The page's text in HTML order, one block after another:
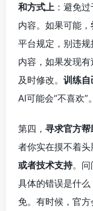
和方式上 ：避免
内容。如果可能，
平台规定，别违
内容，如果发现
及时修改。 训练自
AI可能会“不喜欢”。
第四， 寻求官方
者你实在摸不着
或者技术支持。问
具体的错误是什
免。有时候，官